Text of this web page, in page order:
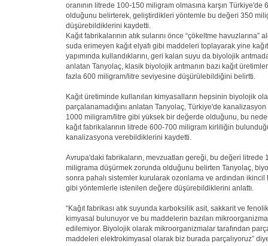
oranının litrede 100-150 miligram olmasına karşın Türkiye'de
olduğunu belirterek, geliştirdikleri yöntemle bu değeri 350
düşürebildiklerini kaydetti.
Kağıt fabrikalarının atık sularını önce “çökeltme havuzlarına”
suda erimeyen kağıt elyafı gibi maddeleri toplayarak yine
yapımında kullandıklarını, geri kalan suyu da biyolojik
anlatan Tanyolaç, klasik biyolojik arıtmanın bazı kağıt
fazla 600 miligram/litre seviyesine düşürülebildiğini belirtti.
Kağıt üretiminde kullanılan kimyasalların hepsinin biyolojik
parçalanamadığını anlatan Tanyolaç, Türkiye'de kanalizasyon
1000 miligram/litre gibi yüksek bir değerde olduğunu, bu
kağıt fabrikalarının litrede 600-700 miligram kirliliğin bulunduğu
kanalizasyona verebildiklerini kaydetti.
Avrupa'daki fabrikaların, mevzuatları gereği, bu değeri litrede
miligrama düşürmek zorunda olduğunu belirten Tanyolaç,
sonra pahalı sistemler kurularak ozonlama ve ardından ikincil
gibi yöntemlerle istenilen değere düşürebildiklerini anlattı.
“Kağıt fabrikası atık suyunda karboksilik asit, sakkarit ve
kimyasal bulunuyor ve bu maddelerin bazıları
edilemiyor. Biyolojik olarak mikroorganizmalar tarafından
maddeleri elektrokimyasal olarak biz burada parçalıyoruz”